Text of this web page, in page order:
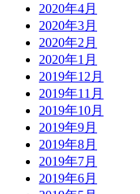
2020年4月
2020年3月
2020年2月
2020年1月
2019年12月
2019年11月
2019年10月
2019年9月
2019年8月
2019年7月
2019年6月